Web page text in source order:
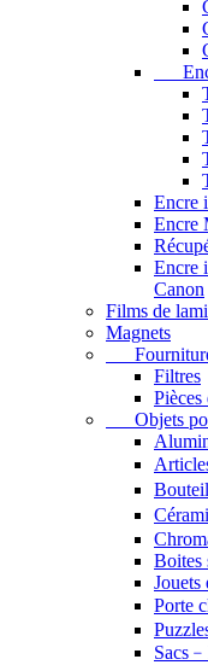
Encre
Encre
Encre
Canon
Films de
Magnets
Filtres
Pièces
Objets
Boites
Jouets
Porte